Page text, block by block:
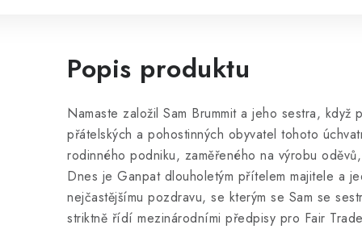
Popis produktu
Namaste založil Sam Brummit a jeho sestra,
přátelských a pohostinných obyvatel tohoto
rodinného podniku, zaměřeného na výrobu
Dnes je Ganpat dlouholetým přítelem majitele a
nejčastějšímu pozdravu, se kterým se Sam se
striktně řídí mezinárodními předpisy pro Fair